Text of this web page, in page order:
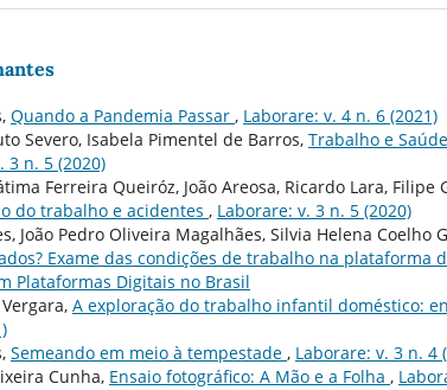
Quando a Pandemia Passar , Laborare: v. 4 n. 6 (2021)
Severo, Isabela Pimentel de Barros, Trabalho e
3 n. 5 (2020)
Ferreira Queiróz, João Areosa, Ricardo Lara, Filipe
do trabalho e acidentes , Laborare: v. 3 n. 5 (2020)
João Pedro Oliveira Magalhães, Silvia Helena Coelho
Exame das condições de trabalho na plataforma
Plataformas Digitais no Brasil
A exploração do trabalho infantil doméstico:
Semeando em meio à tempestade , Laborare: v. 3 n. 4
Cunha, Ensaio fotográfico: A Mão e a Folha ,